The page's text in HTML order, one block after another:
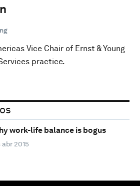
Vice Chair of Ernst & Young
practice.
work-life balance is bogus
abr 2015